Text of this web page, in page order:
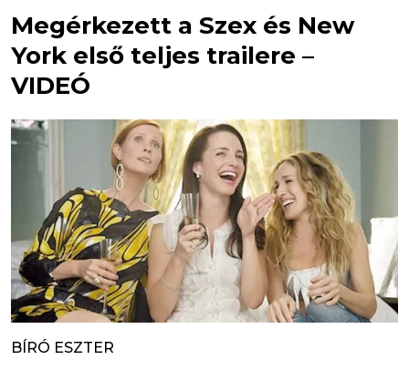
Megérkezett a Szex és New
York első teljes trailere –
VIDEÓ
BÍRÓ ESZTER